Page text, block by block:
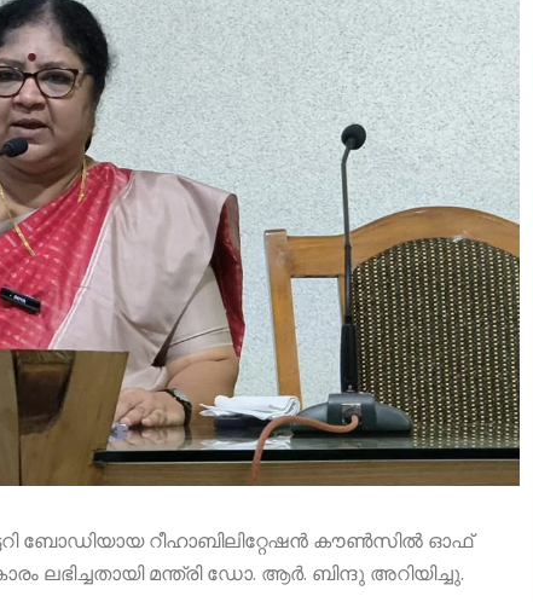
ബോഡിയായ റീഹാബിലിറ്റേഷന്‍ കൗണ്‍സില്‍ ഓഫ്
മന്ത്രി ഡോ. ആർ. ബിന്ദു അറിയിച്ചു.